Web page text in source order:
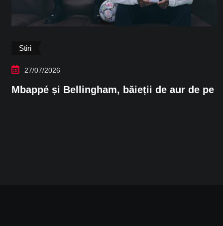
Stiri
27/07/2026
Mbappé și Bellingham, băieții de aur de pe